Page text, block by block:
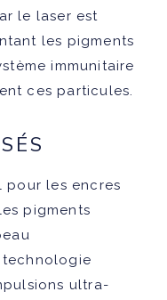
le laser est
les pigments
immunitaire
ces particules.
pour les encres
pigments
technologie
ultra-